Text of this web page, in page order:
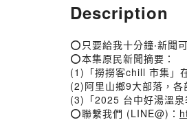
Description
⭕只要給我十分鐘‧新聞
⭕本集原民新聞摘要：
(1)「撈撈客chill 市集」
(2)阿里山鄉9大部落，各
(3)「2025 台中好湯溫
⭕聯繫我們 (LINE@)：